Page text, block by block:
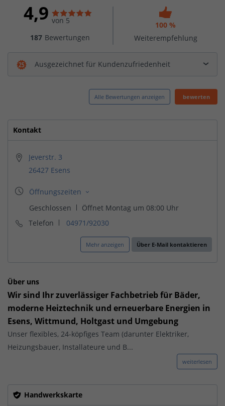
4,9 von 5
187 Bewertungen
100 %
Weiterempfehlung
Ausgezeichnet für Kundenzufriedenheit
Alle Bewertungen anzeigen bewerten
Kontakt
Jeverstr. 3
26427 Esens
Telefon 04971/92030
Mehr anzeigen Über E-Mail kontaktieren
Über uns
Wir sind Ihr zuverlässiger Fachbetrieb für Bäder,
moderne Heiztechnik und erneuerbare Energien in
Esens, Wittmund, Holtgast und Umgebung
Unser flexibles, 24-köpfiges Team (darunter Elektriker,
Heizungsbauer, Installateure und B...
weiterlesen
Handwerkskarte